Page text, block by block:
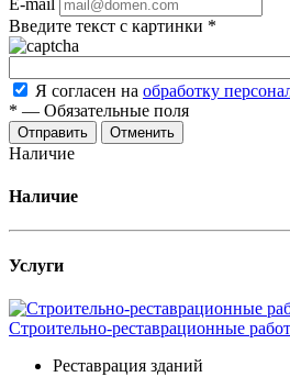
Введите текст с картинки *
Я согласен на обработку
* — Обязательные поля
Отменить
Наличие
Наличие
Услуги
Строительно-реставрационные
Реставрация зданий